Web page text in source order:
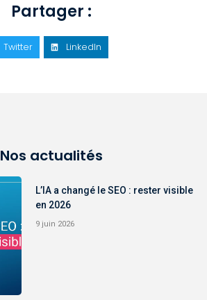
Partager :
Twitter LinkedIn
Nos actualités
L’IA a changé le SEO : rester visible
en 2026
9 juin 2026